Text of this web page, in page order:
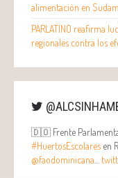
alimentación en
PARLATINO reafirma
regionales contra los
🇩🇴 Frente
#HuertosEscolares en
@faodominicana